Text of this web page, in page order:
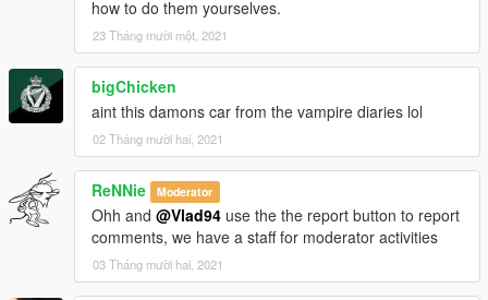
car spawn name : ss69
==============================================
Visit my Discord for information on new cars >>
how to do them yourselves.
23 Tháng mười một, 2021
bigChicken
aint this damons car from the vampire diaries lol
02 Tháng mười hai, 2021
ReNNie Moderator
Ohh and @Vlad94 use the the report button to report
comments, we have a staff for moderator activities
03 Tháng mười hai, 2021